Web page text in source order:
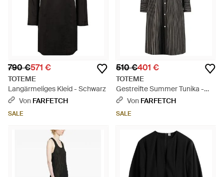
790 €571 €
TOTEME
Langärmeliges Kleid - Schwarz
Von FARFETCH
SALE
510 €401 €
TOTEME
Gestreifte Summer Tunika -
Schwarz
Von FARFETCH
SALE